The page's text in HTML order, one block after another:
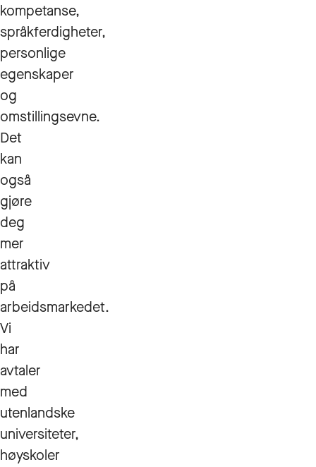
kompetanse,
språkferdigheter,
personlige
egenskaper
og
omstillingsevne.
Det
kan
også
gjøre
deg
mer
attraktiv
på
arbeidsmarkedet.
Vi
har
avtaler
med
utenlandske
universiteter,
høyskoler